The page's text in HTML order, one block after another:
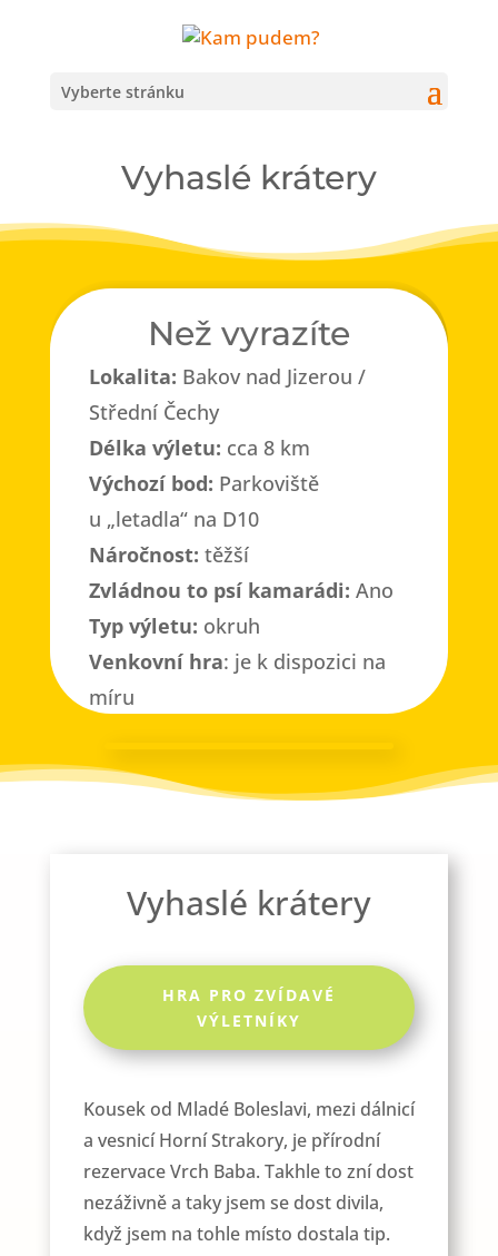
Vyberte stránku
Vyhaslé krátery
Než vyrazíte
Lokalita: Bakov nad Jizerou /
Střední Čechy
Délka výletu: cca 8 km
Výchozí bod: Parkoviště
u „letadla“ na D10
Náročnost: těžší
Zvládnou to psí kamarádi: Ano
Typ výletu: okruh
Venkovní hra: je k dispozici na
míru
Vyhaslé krátery
HRA PRO ZVÍDAVÉ
VÝLETNÍKY
Kousek od Mladé Boleslavi, mezi dálnicí
a vesnicí Horní Strakory, je přírodní
rezervace Vrch Baba. Takhle to zní dost
nezáživně a taky jsem se dost divila,
když jsem na tohle místo dostala tip.